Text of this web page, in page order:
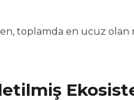
toplamda en ucuz olan